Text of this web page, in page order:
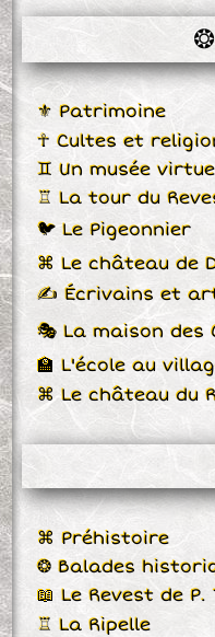
❂
⚜ Patrimoine
☥ Cultes et
♊ Un musée
♖ La tour du
🐦 Le Pigeonnier
⌘ Le château de
✍ Écrivains et
🎭 La maison des
🏫 L'école au
⌘ Le château du
⌘ Préhistoire
❂ Balades
📖 Le Revest de
♖ La Ripelle